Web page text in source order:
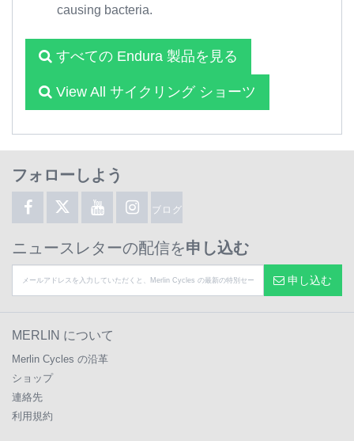
causing bacteria.
すべての Endura 製品を見る
View All サイクリング ショーツ
フォローしよう
ブログ
ニュースレターの配信を申し込む
申し込む
MERLIN について
Merlin Cycles の沿革
ショップ
連絡先
利用規約